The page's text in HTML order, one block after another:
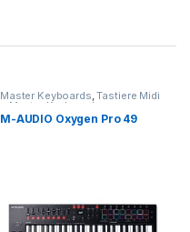
Master Keyboards,Tastiere Midi
e Master Keyboard
M-AUDIO Oxygen Pro 49